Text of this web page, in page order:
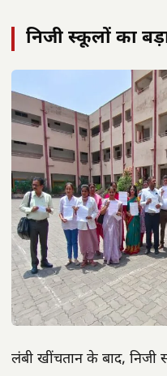
निजी स्कूलों का
लंबी खींचतान के बाद,